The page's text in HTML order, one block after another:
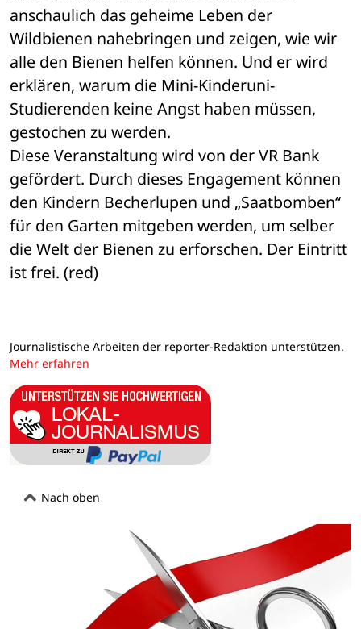
anschaulich das geheime Leben der
Wildbienen nahebringen und zeigen, wie wir
alle den Bienen helfen können. Und er wird
erklären, warum die Mini-Kinderuni-
Studierenden keine Angst haben müssen,
gestochen zu werden.
Diese Veranstaltung wird von der VR Bank
gefördert. Durch dieses Engagement können
den Kindern Becherlupen und „Saatbomben“
für den Garten mitgeben werden, um selber
die Welt der Bienen zu erforschen. Der Eintritt
ist frei. (red)
Journalistische Arbeiten der reporter-Redaktion unterstützen.
Mehr erfahren
Nach oben